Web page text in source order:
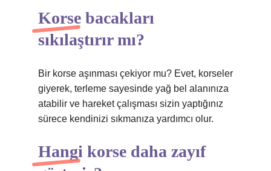
Korse bacakları
sıkılaştırır mı?
Bir korse aşınması çekiyor mu? Evet, korseler
giyerek, terleme sayesinde yağ bel alanınıza
atabilir ve hareket çalışması sizin yaptığınız
sürece kendinizi sıkmanıza yardımcı olur.
Hangi korse daha zayıf